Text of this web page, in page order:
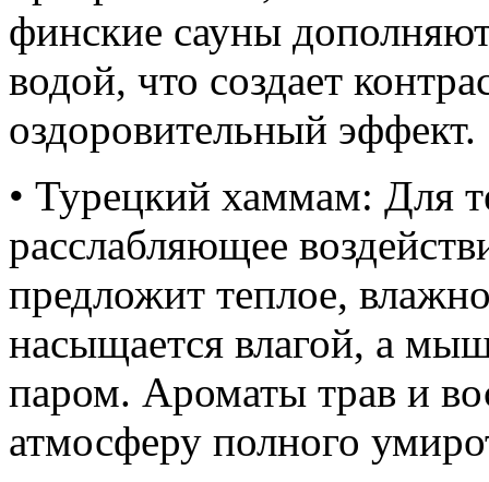
финские сауны
водой, что создает
оздоровительный эффект.
• Турецкий хаммам: Для
расслабляющее
предложит теплое,
насыщается влагой, а
паром. Ароматы трав и
атмосферу полного